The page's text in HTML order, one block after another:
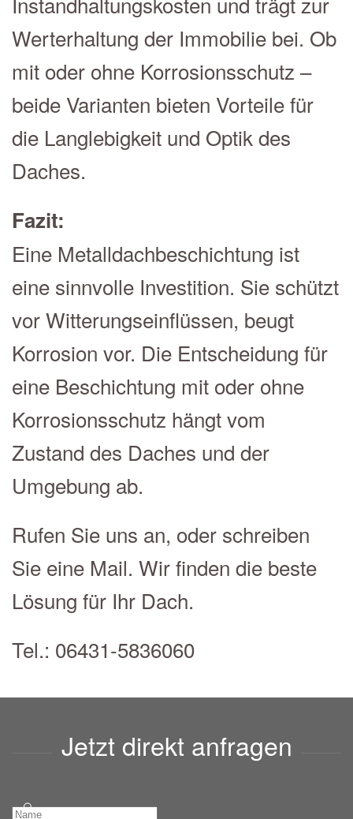
Werterhaltung der Immobilie bei. Ob
mit oder ohne Korrosionsschutz –
beide Varianten bieten Vorteile für
die Langlebigkeit und Optik des
Daches.
Fazit:
Eine Metalldachbeschichtung ist
eine sinnvolle Investition. Sie schützt
vor Witterungseinflüssen, beugt
Korrosion vor. Die Entscheidung für
eine Beschichtung mit oder ohne
Korrosionsschutz hängt vom
Zustand des Daches und der
Umgebung ab.
Rufen Sie uns an, oder schreiben
Sie eine Mail. Wir finden die beste
Lösung für Ihr Dach.
Tel.: 06431-5836060
Jetzt direkt anfragen